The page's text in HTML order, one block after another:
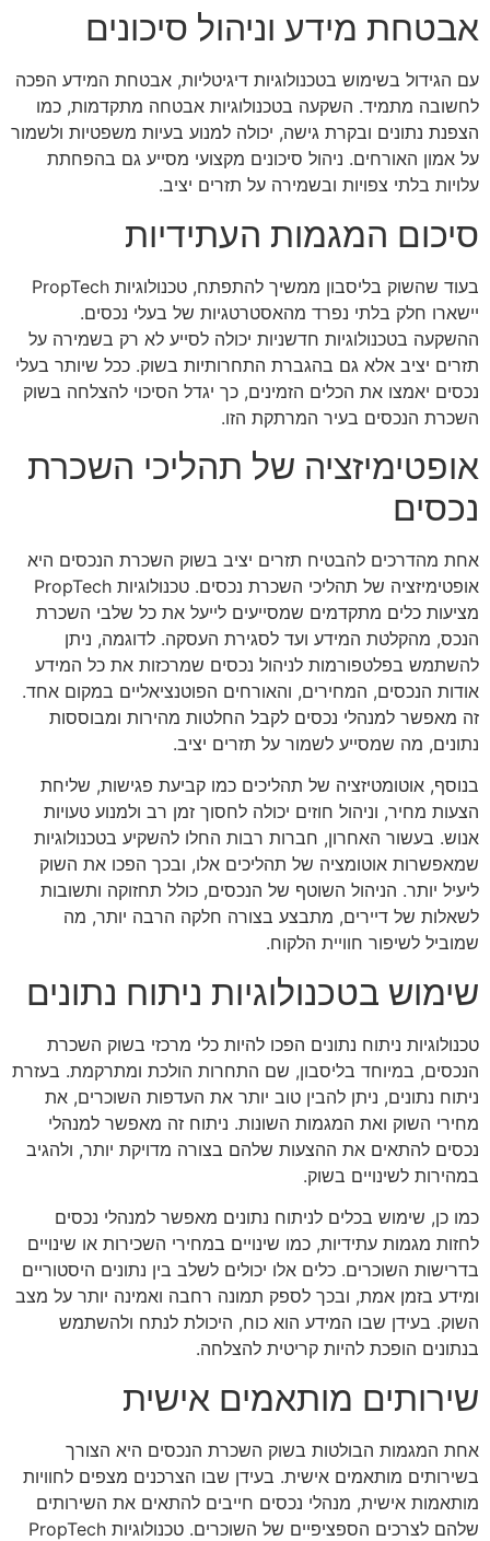
אבטחת מידע וניהול סיכונים
עם הגידול בשימוש בטכנולוגיות דיגיטליות, אבטחת המידע הפכה
לחשובה מתמיד. השקעה בטכנולוגיות אבטחה מתקדמות, כמו
הצפנת נתונים ובקרת גישה, יכולה למנוע בעיות משפטיות ולשמור
על אמון האורחים. ניהול סיכונים מקצועי מסייע גם בהפחתת
עלויות בלתי צפויות ובשמירה על תזרים יציב.
סיכום המגמות העתידיות
בעוד שהשוק בליסבון ממשיך להתפתח, טכנולוגיות PropTech
יישארו חלק בלתי נפרד מהאסטרטגיות של בעלי נכסים.
ההשקעה בטכנולוגיות חדשניות יכולה לסייע לא רק בשמירה על
תזרים יציב אלא גם בהגברת התחרותיות בשוק. ככל שיותר בעלי
נכסים יאמצו את הכלים הזמינים, כך יגדל הסיכוי להצלחה בשוק
השכרת הנכסים בעיר המרתקת הזו.
אופטימיזציה של תהליכי השכרת
נכסים
אחת מהדרכים להבטיח תזרים יציב בשוק השכרת הנכסים היא
אופטימיזציה של תהליכי השכרת נכסים. טכנולוגיות PropTech
מציעות כלים מתקדמים שמסייעים לייעל את כל שלבי השכרת
הנכס, מהקלטת המידע ועד לסגירת העסקה. לדוגמה, ניתן
להשתמש בפלטפורמות לניהול נכסים שמרכזות את כל המידע
אודות הנכסים, המחירים, והאורחים הפוטנציאליים במקום אחד.
זה מאפשר למנהלי נכסים לקבל החלטות מהירות ומבוססות
נתונים, מה שמסייע לשמור על תזרים יציב.
בנוסף, אוטומטיזציה של תהליכים כמו קביעת פגישות, שליחת
הצעות מחיר, וניהול חוזים יכולה לחסוך זמן רב ולמנוע טעויות
אנוש. בעשור האחרון, חברות רבות החלו להשקיע בטכנולוגיות
שמאפשרות אוטומציה של תהליכים אלו, ובכך הפכו את השוק
ליעיל יותר. הניהול השוטף של הנכסים, כולל תחזוקה ותשובות
לשאלות של דיירים, מתבצע בצורה חלקה הרבה יותר, מה
שמוביל לשיפור חוויית הלקוח.
שימוש בטכנולוגיות ניתוח נתונים
טכנולוגיות ניתוח נתונים הפכו להיות כלי מרכזי בשוק השכרת
הנכסים, במיוחד בליסבון, שם התחרות הולכת ומתרקמת. בעזרת
ניתוח נתונים, ניתן להבין טוב יותר את העדפות השוכרים, את
מחירי השוק ואת המגמות השונות. ניתוח זה מאפשר למנהלי
נכסים להתאים את ההצעות שלהם בצורה מדויקת יותר, ולהגיב
במהירות לשינויים בשוק.
כמו כן, שימוש בכלים לניתוח נתונים מאפשר למנהלי נכסים
לחזות מגמות עתידיות, כמו שינויים במחירי השכירות או שינויים
בדרישות השוכרים. כלים אלו יכולים לשלב בין נתונים היסטוריים
ומידע בזמן אמת, ובכך לספק תמונה רחבה ואמינה יותר על מצב
השוק. בעידן שבו המידע הוא כוח, היכולת לנתח ולהשתמש
בנתונים הופכת להיות קריטית להצלחה.
שירותים מותאמים אישית
אחת המגמות הבולטות בשוק השכרת הנכסים היא הצורך
בשירותים מותאמים אישית. בעידן שבו הצרכנים מצפים לחוויות
מותאמות אישית, מנהלי נכסים חייבים להתאים את השירותים
שלהם לצרכים הספציפיים של השוכרים. טכנולוגיות PropTech